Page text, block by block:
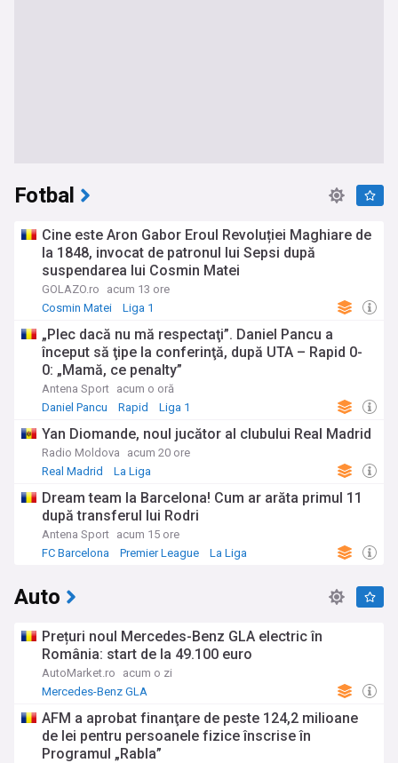
Fotbal
Cine este Aron Gabor Eroul Revoluției Maghiare de
la 1848, invocat de patronul lui Sepsi după
suspendarea lui Cosmin Matei
GOLAZO.ro
acum 13 ore
Cosmin Matei
Liga 1
„Plec dacă nu mă respectaţi”. Daniel Pancu a
început să ţipe la conferinţă, după UTA – Rapid 0-
0: „Mamă, ce penalty”
Antena Sport acum o oră
Daniel Pancu
Rapid Liga 1
Yan Diomande, noul jucător al clubului Real Madrid
Radio Moldova
acum 20 ore
Real Madrid
La Liga
Dream team la Barcelona! Cum ar arăta primul 11
după transferul lui Rodri
Antena Sport acum 15 ore
FC Barcelona
Premier League La Liga
Auto
Prețuri noul Mercedes-Benz GLA electric în
România: start de la 49.100 euro
AutoMarket.ro
acum o zi
Mercedes-Benz GLA
AFM a aprobat finanţare de peste 124,2 milioane
de lei pentru persoanele fizice înscrise în
Programul „Rabla”